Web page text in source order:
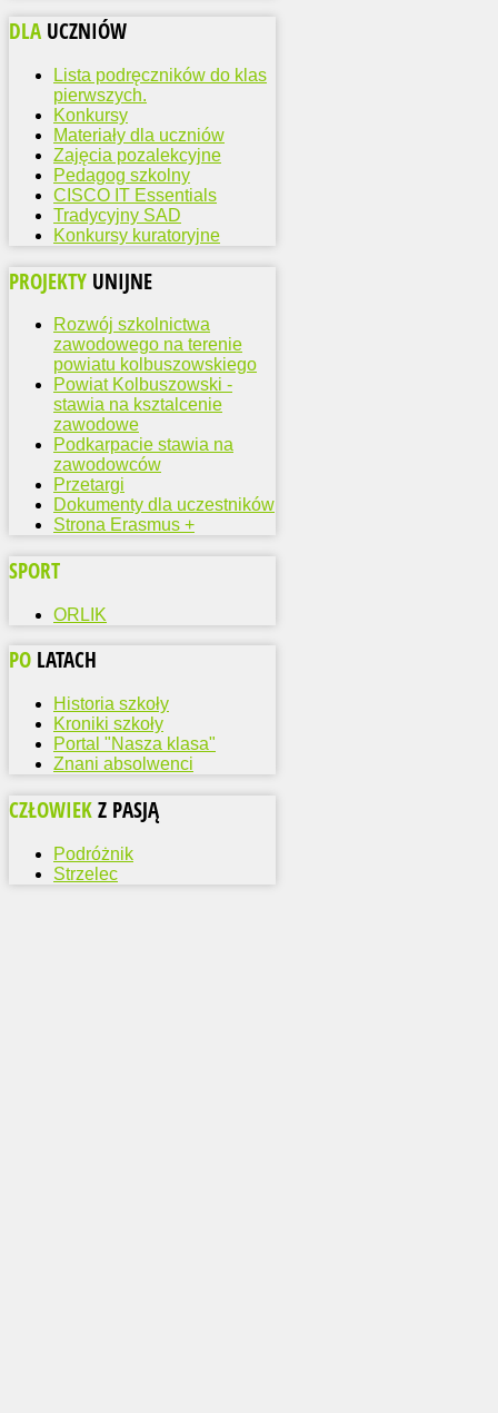
DLA UCZNIÓW
Lista podręczników do klas
pierwszych.
Konkursy
Materiały dla uczniów
Zajęcia pozalekcyjne
Pedagog szkolny
CISCO IT Essentials
Tradycyjny SAD
Konkursy kuratoryjne
PROJEKTY UNIJNE
Rozwój szkolnictwa
zawodowego na terenie
powiatu kolbuszowskiego
Powiat Kolbuszowski -
stawia na ksztalcenie
zawodowe
Podkarpacie stawia na
zawodowców
Przetargi
Dokumenty dla uczestników
Strona Erasmus +
SPORT
ORLIK
PO LATACH
Historia szkoły
Kroniki szkoły
Portal "Nasza klasa"
Znani absolwenci
CZŁOWIEK Z PASJĄ
Podróżnik
Strzelec